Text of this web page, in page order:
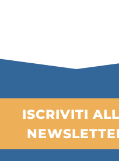
ISCRIVITI